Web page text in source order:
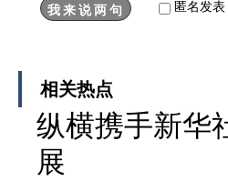
匿名发
相关热点
纵横携手新华
展